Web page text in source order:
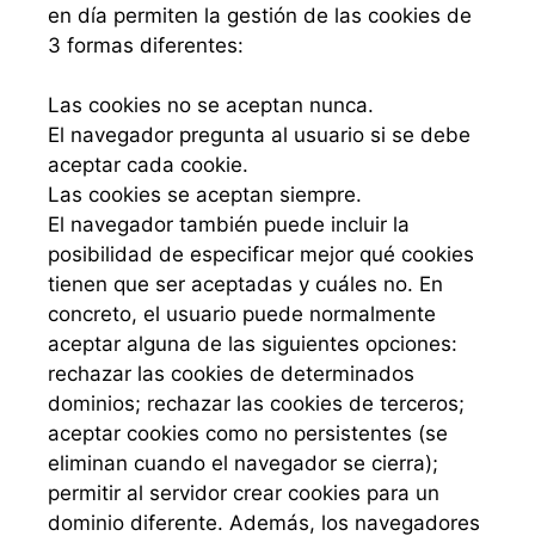
en día permiten la gestión de las cookies de
3 formas diferentes:
Las cookies no se aceptan nunca.
El navegador pregunta al usuario si se debe
aceptar cada cookie.
Las cookies se aceptan siempre.
El navegador también puede incluir la
posibilidad de especificar mejor qué cookies
tienen que ser aceptadas y cuáles no. En
concreto, el usuario puede normalmente
aceptar alguna de las siguientes opciones:
rechazar las cookies de determinados
dominios; rechazar las cookies de terceros;
aceptar cookies como no persistentes (se
eliminan cuando el navegador se cierra);
permitir al servidor crear cookies para un
dominio diferente. Además, los navegadores